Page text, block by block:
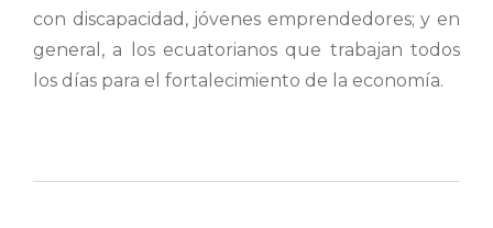
con discapacidad, jóvenes emprendedores; y en
general, a los ecuatorianos que trabajan todos
los días para el fortalecimiento de la economía.